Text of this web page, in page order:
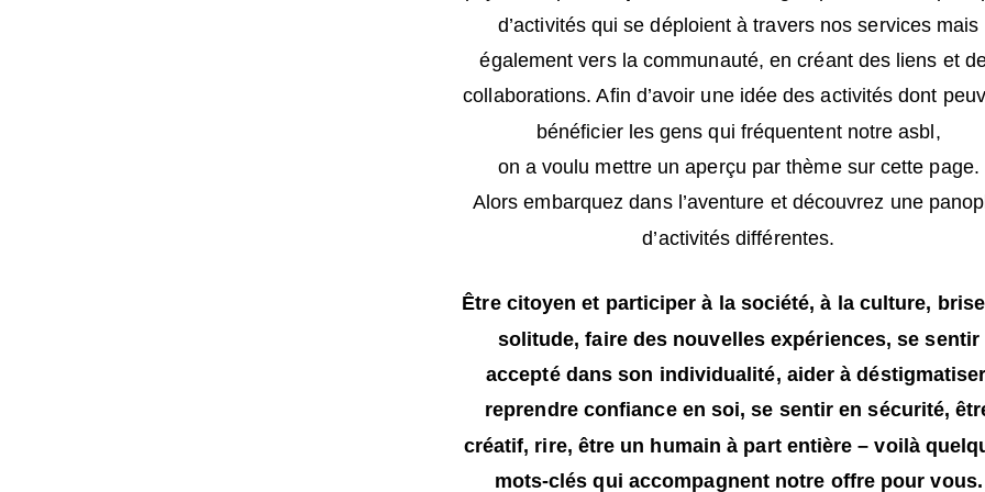
d’activités qui se déploient à travers nos services mais
également vers la communauté, en créant des liens et
collaborations. Afin d’avoir une idée des activités dont
bénéficier les gens qui fréquentent notre asbl,
on a voulu mettre un aperçu par thème sur cette page.
Alors embarquez dans l’aventure et découvrez une
d’activités différentes.
Être citoyen et participer à la société, à la culture,
solitude, faire des nouvelles expériences, se sentir
accepté dans son individualité, aider à
reprendre confiance en soi, se sentir en sécurité,
créatif, rire, être un humain à part entière – voilà
mots-clés qui accompagnent notre offre pour vous.